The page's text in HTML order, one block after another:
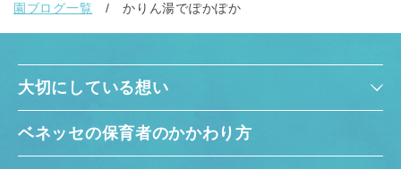
園ブログ一覧
かりん湯でぽかぽか
大切にしている想い
ベネッセの保育者のかかわり方